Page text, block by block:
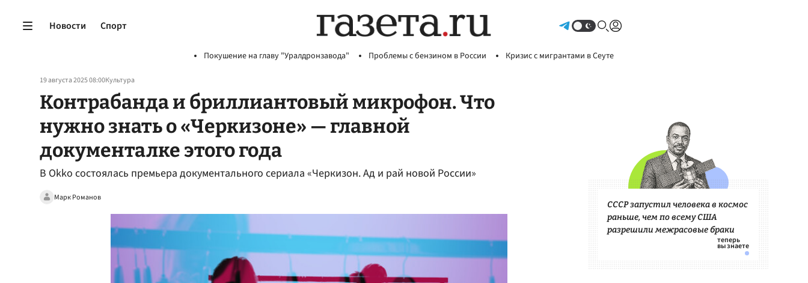
Новости Спорт
Покушение на главу "Уралдронзавода" Проблемы с бензином в России Кризис с мигрантами в Сеуте
19 августа 2025 08:00Культура
Контрабанда и бриллиантовый микрофон. Что
нужно знать о «Черкизоне» — главной
документалке этого года
В Okko состоялась премьера документального сериала «Черкизон. Ад и рай новой России»
Марк Романов
СССР запустил человека в космос
раньше, чем по всему США
разрешили межрасовые браки